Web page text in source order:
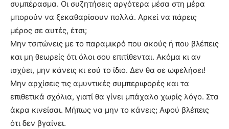
συμπέρασμα. Οι συζητήσεις αργότερα μέσα στη μέρα
μπορούν να ξεκαθαρίσουν πολλά. Αρκεί να πάρεις
μέρος σε αυτές, έτσι;
Μην τσιτώνεις με το παραμικρό που ακούς ή που βλέπεις
και μη θεωρείς ότι όλοι σου επιτίθενται. Ακόμα κι αν
ισχύει, μην κάνεις κι εσύ το ίδιο. Δεν θα σε ωφελήσει!
Μην αρχίσεις τις αμυντικές συμπεριφορές και τα
επιθετικά σχόλια, γιατί θα γίνει μπάχαλο χωρίς λόγο. Στα
άκρα κινείσαι. Μήπως να μην το κάνεις; Αφού βλέπεις
ότι δεν βγαίνει.